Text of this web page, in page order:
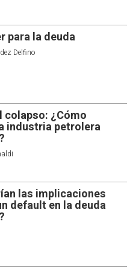
para la deuda
Delfino
colapso: ¿Cómo
industria petrolera
las implicaciones
default en la deuda